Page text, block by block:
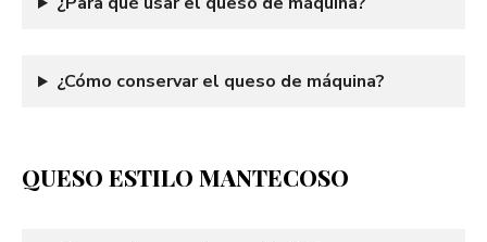
¿Cómo conservar el queso de máquina?
QUESO ESTILO MANTECOSO